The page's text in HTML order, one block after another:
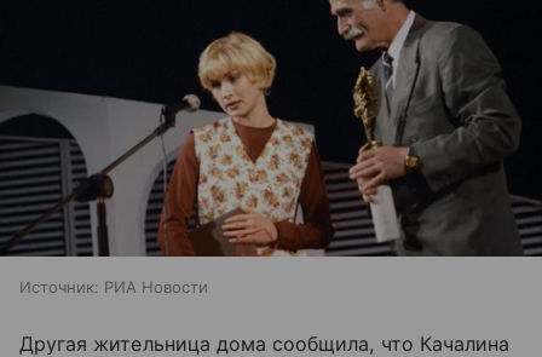
Источник: РИА Новости
Другая жительница дома сообщила, что Качалина